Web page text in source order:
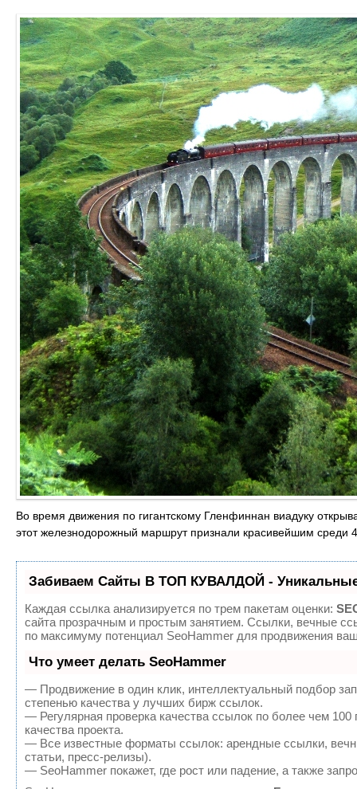
Во время движения по гигантскому Гленфиннан виадуку
этот железнодорожный маршрут признали красивейшим среди
Забиваем Сайты В ТОП КУВАЛДОЙ - Уникальные
Каждая ссылка анализируется по трем пакетам оценки:
сайта прозрачным и простым занятием. Ссылки, вечные
по максимуму потенциал SeoHammer для продвижения
Что умеет делать SeoHammer
— Продвижение в один клик, интеллектуальный подбор
степенью качества у лучших бирж ссылок.
— Регулярная проверка качества ссылок по более чем
качества проекта.
— Все известные форматы ссылок: арендные ссылки,
статьи, пресс-релизы).
— SeoHammer покажет, где рост или падение, а также